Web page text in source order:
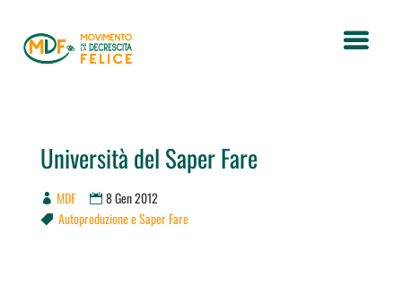
Università del Saper Fare
MDF 8 Gen 2012
 Autoproduzione e Saper Fare